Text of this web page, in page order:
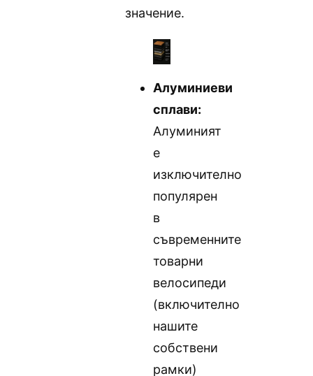
значение.
Алуминиеви
сплави:
Алуминият
е
изключително
популярен
в
съвременните
товарни
велосипеди
(включително
нашите
собствени
рамки)